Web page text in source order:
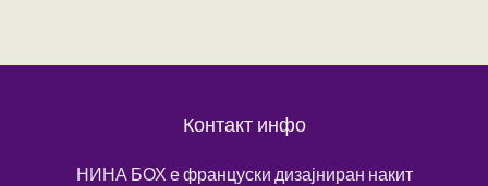
Контакт инфо
НИНА БОХ е француски дизајниран накит